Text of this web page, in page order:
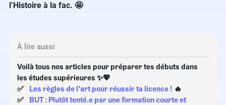
l’Histoire à la fac. 🤩
À lire aussi
Voilà tous nos articles pour préparer tes débuts dans
les études supérieures ✨💖
✅ Les règles de l’art pour réussir ta licence ! 🔥
✅ BUT : Plutôt tenté.e par une formation courte et